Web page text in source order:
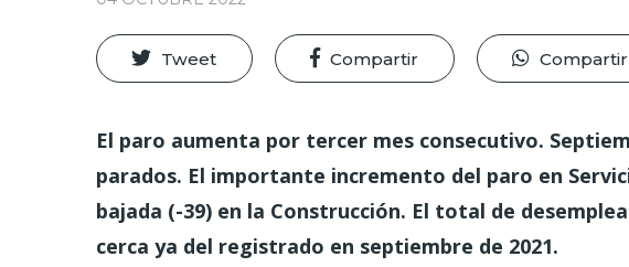
Tweet Compartir Compartir
El paro aumenta por tercer mes consecutivo.
parados. El importante incremento del paro en
bajada (-39) en la Construcción. El total de
cerca ya del registrado en septiembre de 2021.